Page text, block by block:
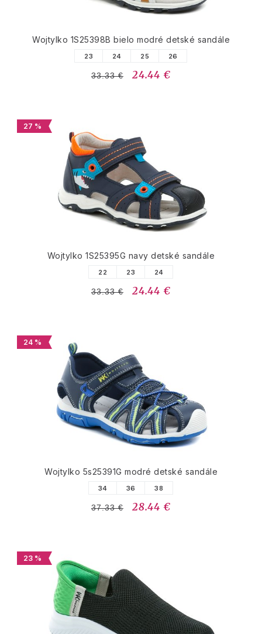
Wojtylko 1S25398B bielo modré detské sandále
23 24 25 26
33.33 € 24.44 €
27 %
Wojtylko 1S25395G navy detské sandále
22 23 24
33.33 € 24.44 €
24 %
Wojtylko 5s25391G modré detské sandále
34 36 38
37.33 € 28.44 €
23 %